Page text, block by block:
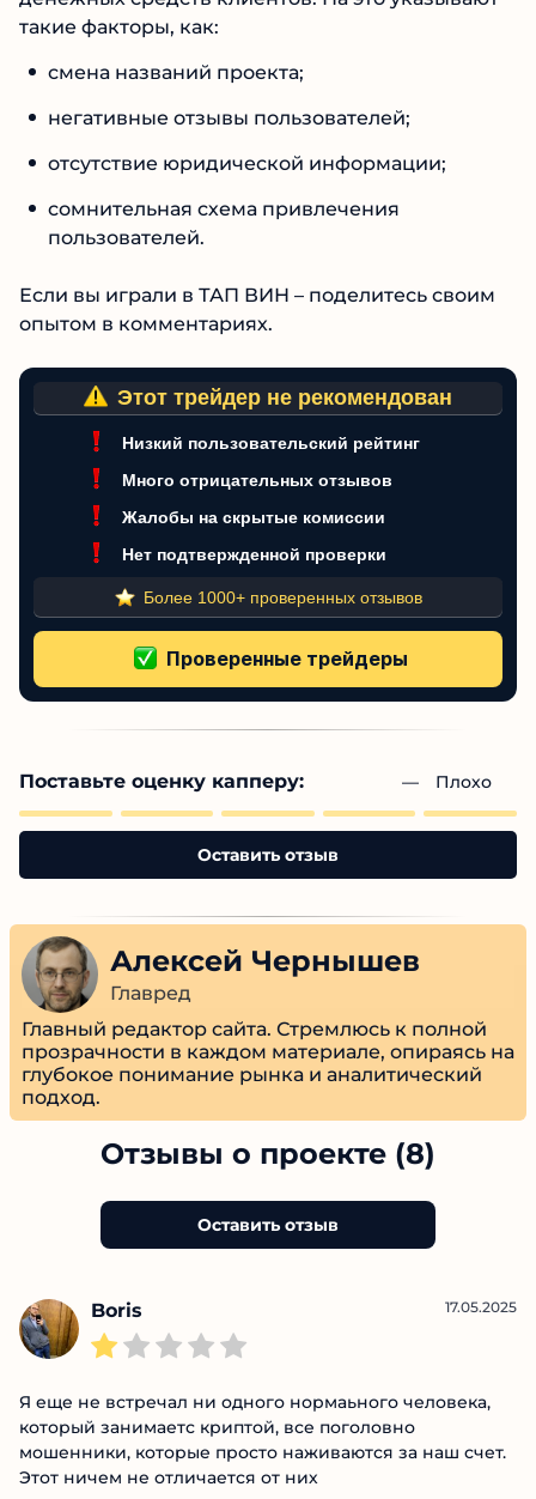
смена названий проекта;
негативные отзывы пользователей;
отсутствие юридической информации;
сомнительная схема привлечения
опытом в комментариях.
Низкий пользовательский рейтинг
Много отрицательных отзывов
Жалобы на скрытые комиссии
Нет подтвержденной проверки
Более 1000+ проверенных отзывов
Оставить отзыв
Алексей Чернышев
Главред
Главный редактор сайта. Стремлюсь к полной
прозрачности в каждом материале, опираясь
на глубокое понимание рынка и
аналитический подход.
Отзывы о проекте (8)
Я еще не встречал ни одного нормаьного человека,
мошенники, которые просто наживаются за наш
счет. Этот ничем не отличается от них
Ответить